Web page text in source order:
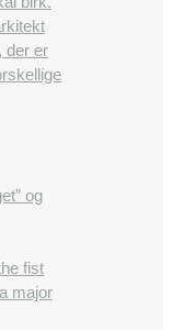
der er
og
fist
major